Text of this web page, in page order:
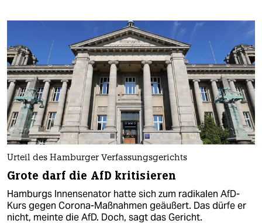
Urteil des Hamburger Verfassungsgerichts
Grote darf die AfD kritisieren
Hamburgs Innensenator hatte sich zum radikalen AfD-
Kurs gegen Corona-Maßnahmen geäußert. Das dürfe er
nicht, meinte die AfD. Doch, sagt das Gericht.